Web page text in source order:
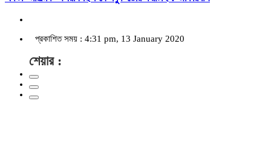
প্রকাশিত সময় : 4:31 pm, 13 January 2020
শেয়ার :